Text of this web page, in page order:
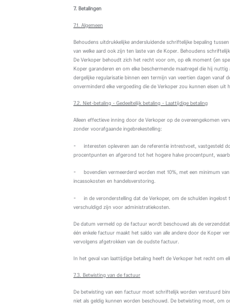
7. Betalingen
7.1. Algemeen
Behoudens uitdrukkelijke andersluidende schriftelijke bepaling
van welke aard ook zijn ten laste van de Koper. Behoudens
De Verkoper behoudt zich het recht voor om, op elk moment (en
Koper garanderen en om elke beschermende maatregel die hij
dergelijke regularisatie binnen een termijn van veertien dagen vanaf
onverminderd elke vergoeding die de Verkoper zou kunnen eisen
7.2. Niet-betaling - Gedeeltelijk betaling - Laattijdige betaling
Alleen effectieve inning door de Verkoper op de overeengekomen
zonder voorafgaande ingebrekestelling:
-
interesten opleveren aan de referentie intrestvoet, vastgesteld
procentpunten en afgerond tot het hogere halve procentpunt,
-
bovendien vermeerderd worden met 10%, met een minimum
incassokosten en handelsverstoring.
-
in de veronderstelling dat de Verkoper, om de schulden
verschuldigd zijn voor administratiekosten.
De datum vermeld op de factuur wordt beschouwd als de
één enkele factuur maakt het saldo van alle andere door de Koper
vervolgens afgetrokken van de oudste factuur.
In het geval van laattijdige betaling heeft de Verkoper het recht om
7.3. Betwisting van de factuur
De betwisting van een factuur moet schriftelijk worden verstuurd
niet als geldig kunnen worden beschouwd. De betwisting moet, om